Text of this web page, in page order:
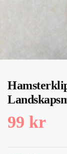
99 kr